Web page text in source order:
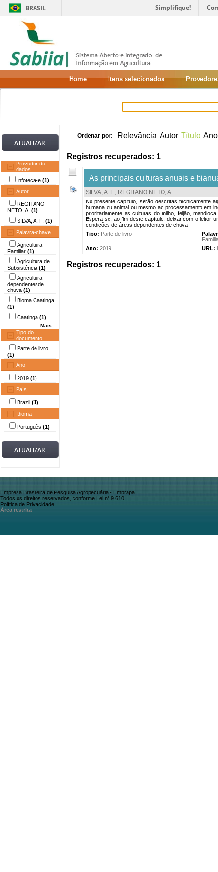
BRASIL Simplifique!
Home Itens selecionados
Provedor de
dados
Infoteca-e (1)
Autor
REGITANO
NETO, A. (1)
SILVA, A. F. (1)
Palavra-chave
Agricultura
Familiar (1)
Agricultura de
Subsistência (1)
Agricultura
dependentesde
chuva (1)
Bioma Caatinga
(1)
Caatinga (1)
Mais...
Tipo do
documento
Parte de livro
(1)
Ano
2019 (1)
País
Brazil (1)
Idioma
Português (1)
Ordenar por: Relevância Autor Título Ano
Registros recuperados: 1
As principais culturas anuais e
SILVA, A. F.; REGITANO NETO, A..
No presente capítulo, serão descritas tecnicamente
humana ou animal ou mesmo ao processamento em
prioritariamente as culturas do milho, feijão,
Espera-se, ao fim deste capítulo, deixar com o leitor
condições de áreas dependentes de chuva
Tipo: Parte de livro
Ano: 2019 URL:
Registros recuperados: 1
Empresa Brasileira de Pesquisa Agropecuária - Embrapa
Todos os direitos reservados, conforme Lei n° 9.610
Política de Privacidade
Área restrita